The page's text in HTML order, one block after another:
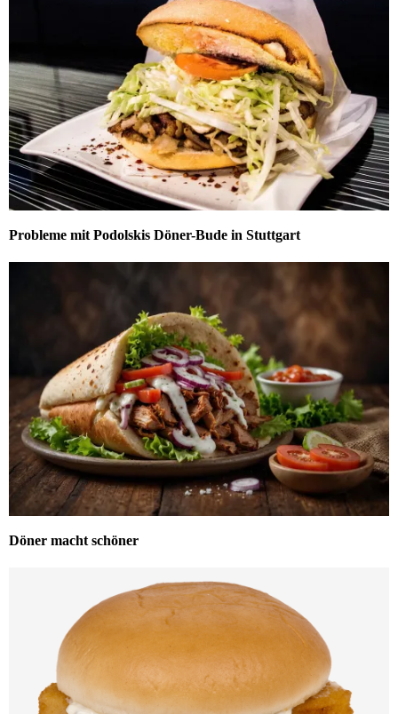
Probleme mit Podolskis Döner-Bude in Stuttgart
Döner macht schöner